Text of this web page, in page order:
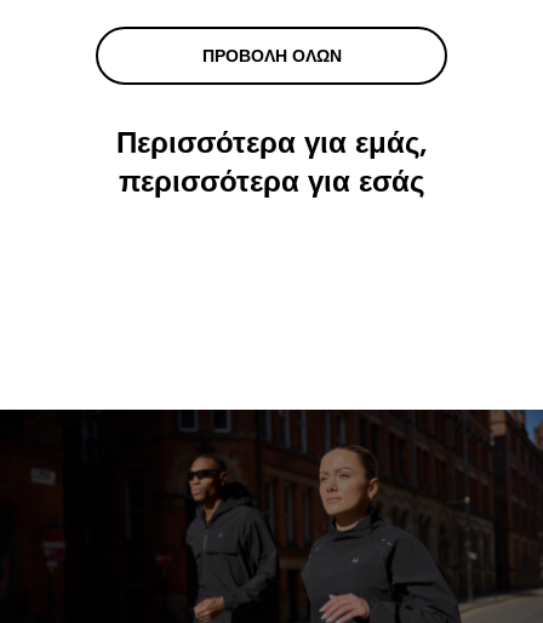
ΠΡΟΒΟΛΉ ΌΛΩΝ
Περισσότερα για εμάς,
περισσότερα για εσάς